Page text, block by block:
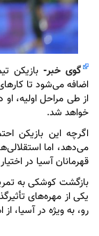
گوی خبر- بازیکن
اضافه می‌شود تا
از طی مراحل اولیه،
خواهد شد.
اگرچه این بازیکن
می‌دهد، اما
قهرمانان آسیا در
بازگشت کوشکی به
یکی از مهره‌های
رو، به ویژه در آسیا،